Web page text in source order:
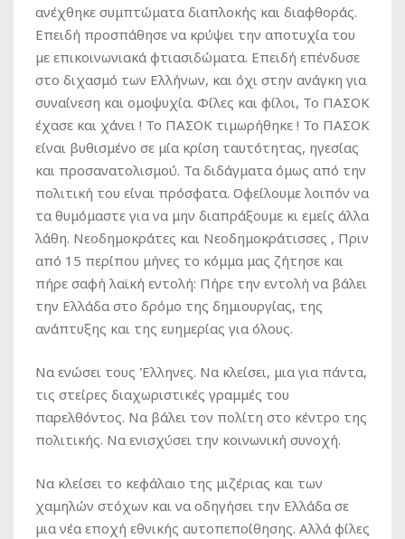
ανέχθηκε συμπτώματα διαπλοκής και διαφθοράς.
Επειδή προσπάθησε να κρύψει την αποτυχία του
με επικοινωνιακά φτιασιδώματα. Επειδή επένδυσε
στο διχασμό των Ελλήνων, και όχι στην ανάγκη για
συναίνεση και ομοψυχία. Φίλες και φίλοι, Το ΠΑΣΟΚ
έχασε και χάνει ! Το ΠΑΣΟΚ τιμωρήθηκε ! Το ΠΑΣΟΚ
είναι βυθισμένο σε μία κρίση ταυτότητας, ηγεσίας
και προσανατολισμού. Τα διδάγματα όμως από την
πολιτική του είναι πρόσφατα. Οφείλουμε λοιπόν να
τα θυμόμαστε για να μην διαπράξουμε κι εμείς άλλα
λάθη. Νεοδημοκράτες και Νεοδημοκράτισσες , Πριν
από 15 περίπου μήνες το κόμμα μας ζήτησε και
πήρε σαφή λαϊκή εντολή: Πήρε την εντολή να βάλει
την Ελλάδα στο δρόμο της δημιουργίας, της
ανάπτυξης και της ευημερίας για όλους.
Να ενώσει τους Έλληνες. Να κλείσει, μια για πάντα,
τις στείρες διαχωριστικές γραμμές του
παρελθόντος. Να βάλει τον πολίτη στο κέντρο της
πολιτικής. Να ενισχύσει την κοινωνική συνοχή.
Να κλείσει το κεφάλαιο της μιζέριας και των
χαμηλών στόχων και να οδηγήσει την Ελλάδα σε
μια νέα εποχή εθνικής αυτοπεποίθησης. Αλλά φίλες